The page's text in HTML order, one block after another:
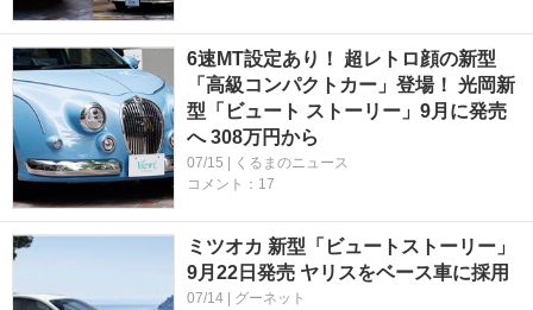
6速MT設定あり！ 超レトロ顔の新型
「高級コンパクトカー」登場！ 光岡新
型「ビュート ストーリー」9月に発売
へ 308万円から
07/15 | くるまのニュース
コメント：17
ミツオカ 新型「ビュートストーリー」
9月22日発売 ヤリスをベース車に採用
07/14 | グーネット